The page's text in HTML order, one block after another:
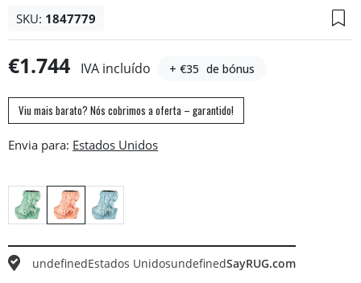
SKU: 1847779
€1.744 IVA incluído + €35 de bónus
Viu mais barato? Nós cobrimos a oferta – garantido!
Envia para:
undefinedEstados UnidosundefinedSayRUG.com